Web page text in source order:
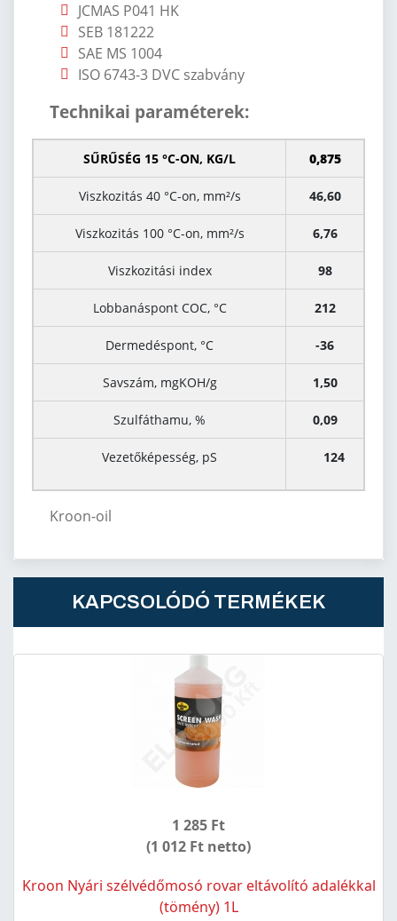
JCMAS P041 HK
SEB 181222
SAE MS 1004
ISO 6743-3 DVC szabvány
Technikai paraméterek:
SŰRŰSÉG 15 °C-ON, KG/L 0,875
Viszkozitás 40 °C-on, mm²/s 46,60
Viszkozitás 100 °C-on, mm²/s 6,76
Viszkozitási index 98
Lobbanáspont COC, °C 212
Dermedéspont, °C -36
Savszám, mgKOH/g 1,50
Szulfáthamu, % 0,09
Vezetőképesség, pS 124
Kroon-oil
KAPCSOLÓDÓ TERMÉKEK
1 285 Ft
(1 012 Ft netto)
Kroon Nyári szélvédőmosó rovar eltávolító adalékkal
(tömény) 1L